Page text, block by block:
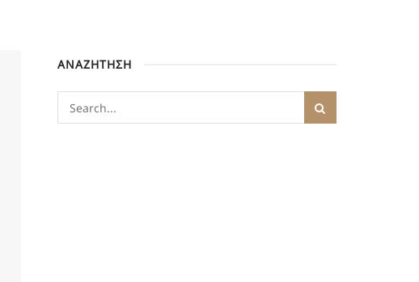
ΑΝΑΖΗΤΗΣΗ